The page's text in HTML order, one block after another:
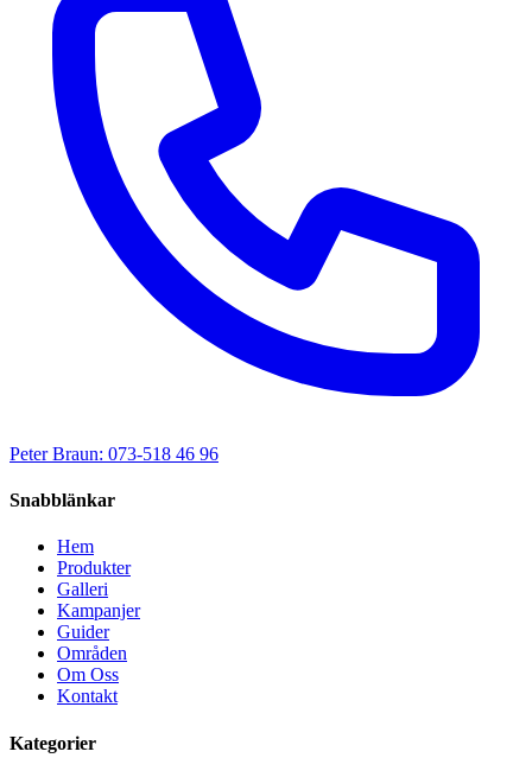
Peter Braun: 073-518 46 96
Snabblänkar
Hem
Produkter
Galleri
Kampanjer
Guider
Områden
Om Oss
Kontakt
Kategorier